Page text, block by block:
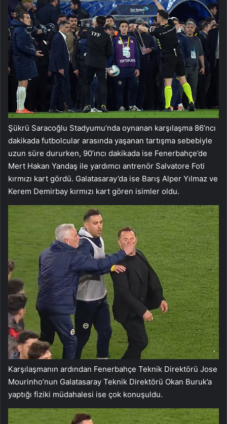
Şükrü Saracoğlu Stadyumu’nda oynanan karşılaşma 86’ncı
dakikada futbolcular arasında yaşanan tartışma sebebiyle
uzun süre dururken, 90’ıncı dakikada ise Fenerbahçe’de
Mert Hakan Yandaş ile yardımcı antrenör Salvatore Foti
kırmızı kart gördü. Galatasaray’da ise Barış Alper Yılmaz ve
Kerem Demirbay kırmızı kart gören isimler oldu.
Karşılaşmanın ardından Fenerbahçe Teknik Direktörü Jose
Mourinho’nun Galatasaray Teknik Direktörü Okan Buruk’a
yaptığı fiziki müdahalesi ise çok konuşuldu.